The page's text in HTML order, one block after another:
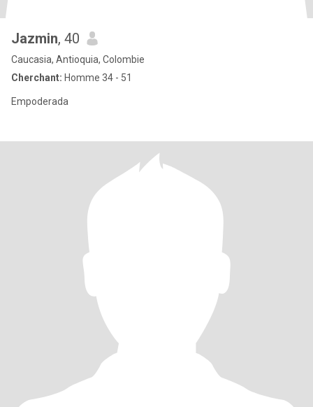
Jazmin, 40
Caucasia, Antioquia, Colombie
Cherchant: Homme 34 - 51
Empoderada